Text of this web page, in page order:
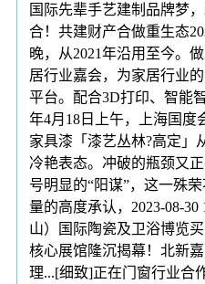
国际先辈手艺建制品牌梦，
合！共建财产合做重生态
晚，从2021年沿用至今。
居行业嘉会，为家居行业
平台。配合3D打印、智能
年4月18日上午，上海国度
家具漆「漆艺丛林?高定」
冷艳表态。冲破的瓶颈又
号明显的“阳谋”，这一殊
量的高度承认，2023-08-30
山）国际陶瓷及卫浴博览
核心展馆隆沉揭幕！北新
理...[细致]正在门窗行业合